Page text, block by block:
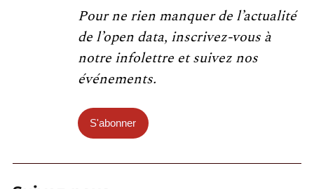
Pour ne rien manquer de l’actualité
de l’open data, inscrivez-vous à
notre infolettre et suivez nos
événements.
S'abonner